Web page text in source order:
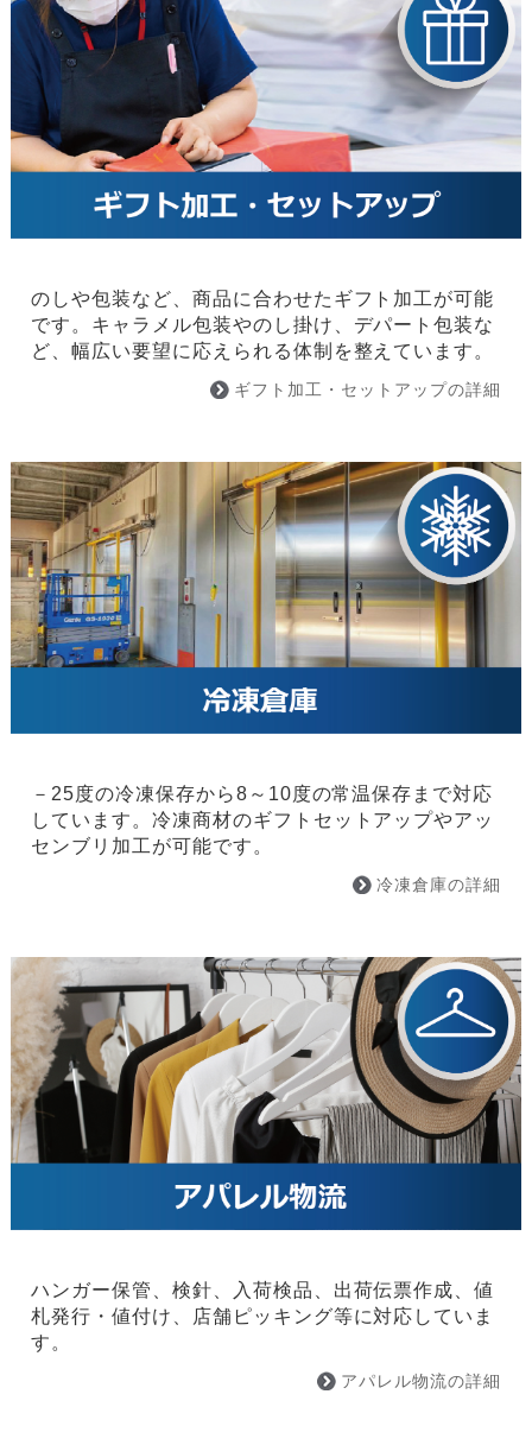
のしや包装など、商品に合わせたギフト加工が可能
です。キャラメル包装やのし掛け、デパート包装な
ど、幅広い要望に応えられる体制を整えています。
ギフト加工・セットアップの詳細
－25度の冷凍保存から8～10度の常温保存まで対応
しています。冷凍商材のギフトセットアップやアッ
センブリ加工が可能です。
冷凍倉庫の詳細
ハンガー保管、検針、入荷検品、出荷伝票作成、値
札発行・値付け、店舗ピッキング等に対応していま
す。
アパレル物流の詳細